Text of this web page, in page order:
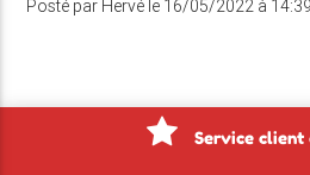
Posté par Hervé le 16/05/2022 à 14:39
Service client